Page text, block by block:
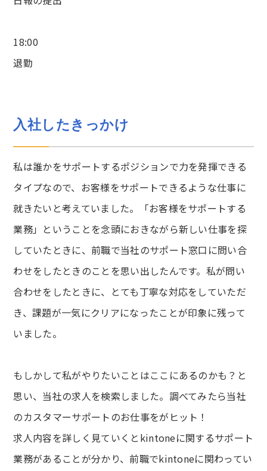
18:00
退勤
入社したきっかけ
私は誰かをサポートするポジションで力を発揮できる
タイプなので、お客様をサポートできるような仕事に
就きたいと考えていました。「お客様をサポートする
業務」ということを念頭におきながら新しい仕事を探
していたときに、前職で当社のサポート窓口に問い合
わせをしたときのことを思い出したんです。私が問い
合わせをしたときに、とても丁寧な対応をしていただ
き、課題が一気にクリアになったことが印象に残って
いました。
もしかして私がやりたいことはここにあるのかも？と
思い、当社の求人を検索しました。調べてみたら当社
のカスタマーサポートのお仕事をがヒット！
求人内容を詳しく見ていくとkintoneに関するサポート
業務があることが分かり、前職でkintoneに関わってい